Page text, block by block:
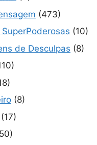
(473)
(10)
de Desculpas (8)
(8)
(17)